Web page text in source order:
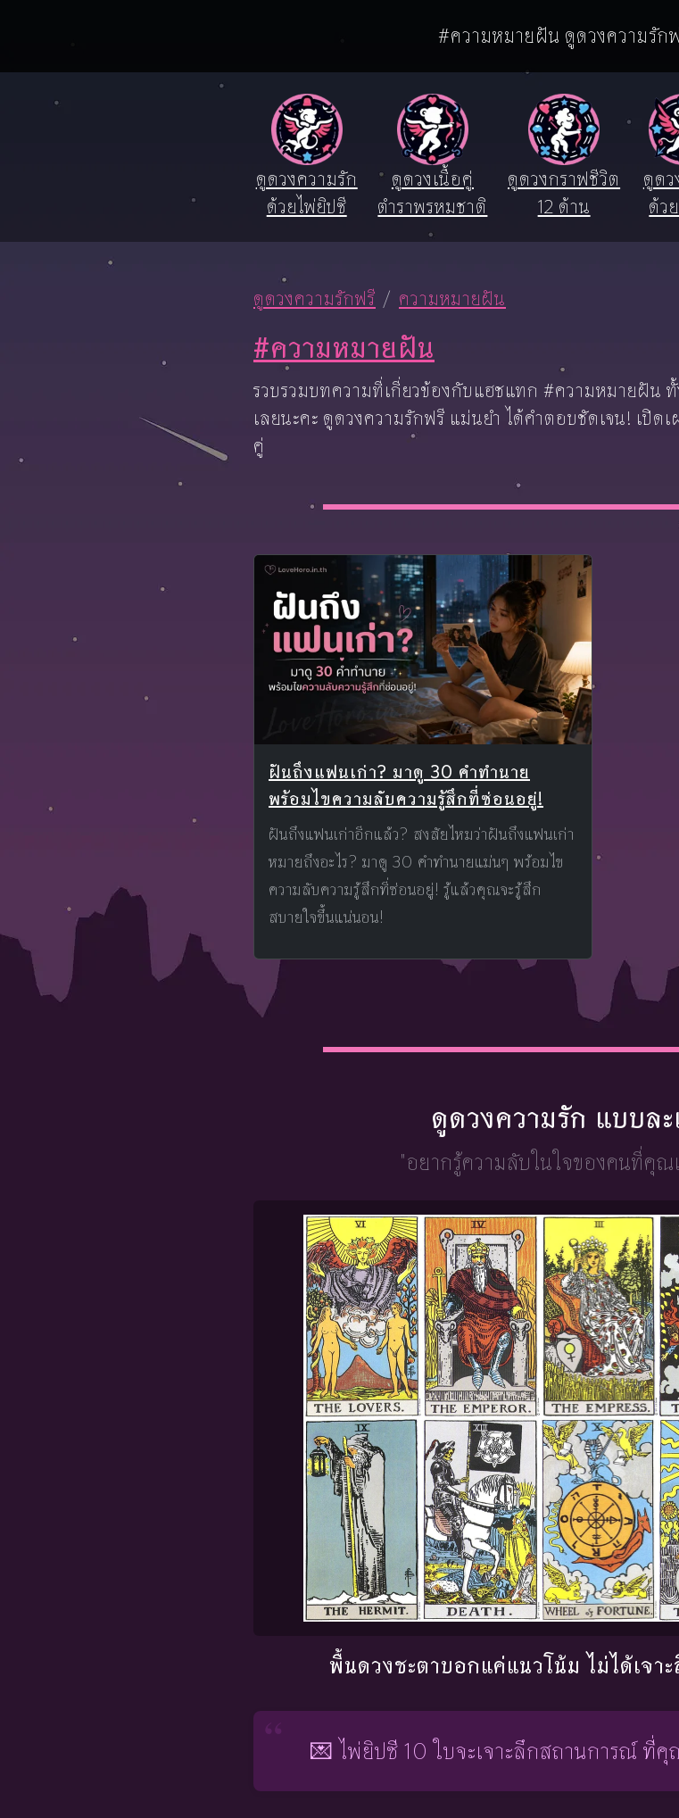
#ความหมายฝัน ดูดวงความรัก
ดูดวงความรัก
ด้วยไพ่ยิปซี
ดูดวงเนื้อคู่
ตำราพรหมชาติ
ดูดวงกราฟชีวิต
12 ด้าน
ดูดว
ด้ว
ดูดวงความรักฟรี ความหมายฝัน
#ความหมายฝัน
รวบรวมบทความที่เกี่ยวข้องกับแฮชแทก #ความหมายฝัน
เลยนะคะ ดูดวงความรักฟรี แม่นยำ ได้คำตอบชัดเจน! เปิด
คู่
ฝันถึงแฟนเก่า? มาดู 30 คำทำนาย
พร้อมไขความลับความรู้สึกที่ซ่อนอยู่!
ฝันถึงแฟนเก่าอีกแล้ว? สงสัยไหมว่าฝันถึงแฟนเก่า
หมายถึงอะไร? มาดู 30 คำทำนายแม่นๆ พร้อมไข
ความลับความรู้สึกที่ซ่อนอยู่! รู้แล้วคุณจะรู้สึก
สบายใจขึ้นแน่นอน!
ดูดวงความรัก แบบล
"อยากรู้ความลับในใจของคนที่คุณ
พื้นดวงชะตาบอกแค่แนวโน้ม ไม่ได้เจ
💌 ไพ่ยิปซี 10 ใบจะเจาะลึกสถานการณ์ ที่